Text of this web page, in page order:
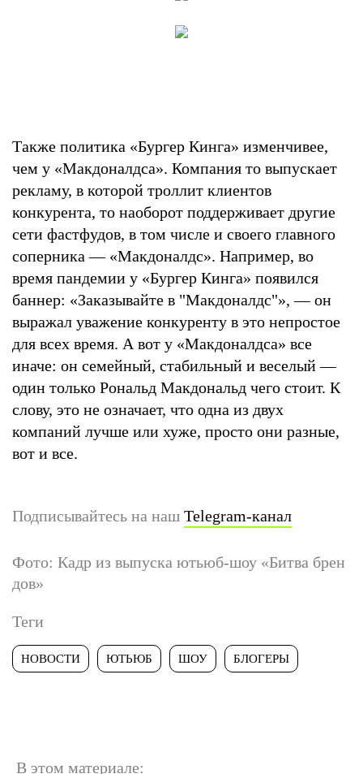
Также политика «Бургер Кинга» изменчивее,
чем у «Макдоналдса». Компания то выпускает
рекламу, в которой троллит клиентов
конкурента, то наоборот поддерживает другие
сети фастфудов, в том числе и своего главного
соперника — «Макдоналдс». Например, во
время пандемии у «Бургер Кинга» появился
баннер: «Заказывайте в "Макдоналдс"», — он
выражал уважение конкуренту в это непростое
для всех время. А вот у «Макдоналдса» все
иначе: он семейный, стабильный и веселый —
один только Рональд Макдональд чего стоит. К
слову, это не означает, что одна из двух
компаний лучше или хуже, просто они разные,
вот и все.
Подписывайтесь на наш Telegram-канал
Фото: Кадр из выпуска ютьюб-шоу «Битва брен
дов»
Теги
НОВОСТИ ЮТЬЮБ ШОУ БЛОГЕРЫ
В этом материале: